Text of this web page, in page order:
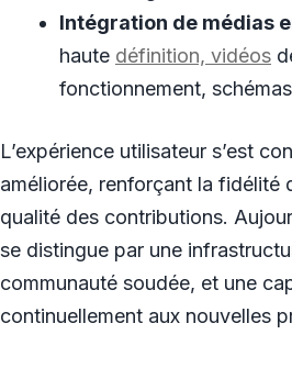
Intégration de médias
haute définition, vidéos
fonctionnement,
L’expérience utilisateur s’est
améliorée, renforçant la fidélité
qualité des contributions.
se distingue par une
communauté soudée, et une
continuellement aux nouvelles